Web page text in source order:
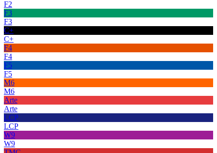
F2
F3
F3
C+
C+
F4
F4
F5
F5
M6
M6
Arte
Arte
LCP
LCP
W9
W9